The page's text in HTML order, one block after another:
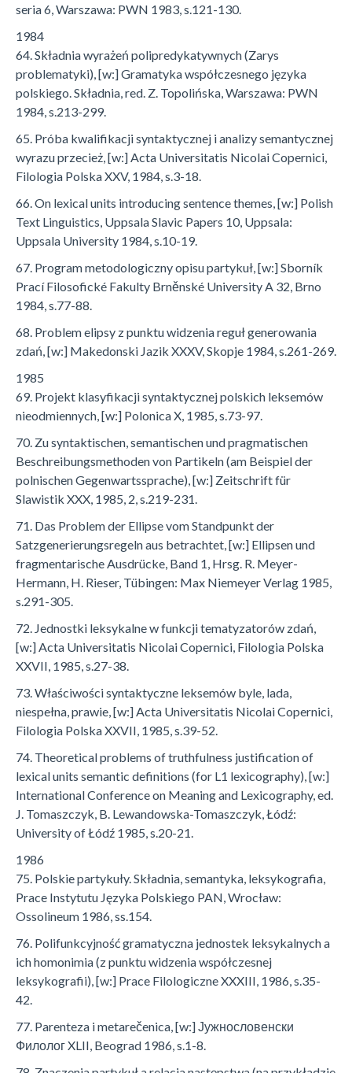
seria 6, Warszawa: PWN 1983, s.121-130.
1984
64. Składnia wyrażeń polipredykatywnych (Zarys
problematyki), [w:] Gramatyka współczesnego języka
polskiego. Składnia, red. Z. Topolińska, Warszawa: PWN
1984, s.213-299.
65. Próba kwalifikacji syntaktycznej i analizy semantycznej
wyrazu przecież, [w:] Acta Universitatis Nicolai Copernici,
Filologia Polska XXV, 1984, s.3-18.
66. On lexical units introducing sentence themes, [w:] Polish
Text Linguistics, Uppsala Slavic Papers 10, Uppsala:
Uppsala University 1984, s.10-19.
67. Program metodologiczny opisu partykuł, [w:] Sborník
Prací Filosofické Fakulty Brněnské University A 32, Brno
1984, s.77-88.
68. Problem elipsy z punktu widzenia reguł generowania
zdań, [w:] Makedonski Jazik XXXV, Skopje 1984, s.261-269.
1985
69. Projekt klasyfikacji syntaktycznej polskich leksemów
nieodmiennych, [w:] Polonica X, 1985, s.73-97.
70. Zu syntaktischen, semantischen und pragmatischen
Beschreibungsmethoden von Partikeln (am Beispiel der
polnischen Gegenwartssprache), [w:] Zeitschrift für
Slawistik XXX, 1985, 2, s.219-231.
71. Das Problem der Ellipse vom Standpunkt der
Satzgenerierungsregeln aus betrachtet, [w:] Ellipsen und
fragmentarische Ausdrücke, Band 1, Hrsg. R. Meyer-
Hermann, H. Rieser, Tübingen: Max Niemeyer Verlag 1985,
s.291-305.
72. Jednostki leksykalne w funkcji tematyzatorów zdań,
[w:] Acta Universitatis Nicolai Copernici, Filologia Polska
XXVII, 1985, s.27-38.
73. Właściwości syntaktyczne leksemów byle, lada,
niespełna, prawie, [w:] Acta Universitatis Nicolai Copernici,
Filologia Polska XXVII, 1985, s.39-52.
74. Theoretical problems of truthfulness justification of
lexical units semantic definitions (for L1 lexicography), [w:]
International Conference on Meaning and Lexicography, ed.
J. Tomaszczyk, B. Lewandowska-Tomaszczyk, Łódź:
University of Łódź 1985, s.20-21.
1986
75. Polskie partykuły. Składnia, semantyka, leksykografia,
Prace Instytutu Języka Polskiego PAN, Wrocław:
Ossolineum 1986, ss.154.
76. Polifunkcyjność gramatyczna jednostek leksykalnych a
ich homonimia (z punktu widzenia współczesnej
leksykografii), [w:] Prace Filologiczne XXXIII, 1986, s.35-
42.
77. Parenteza i metarečenica, [w:] Јужнословенски
Филолог XLII, Beograd 1986, s.1-8.